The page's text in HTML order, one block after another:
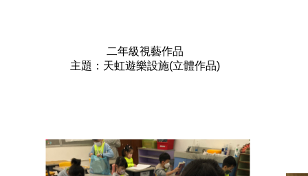
二年級視藝作品
主題：天虹遊樂設施(立體作品)